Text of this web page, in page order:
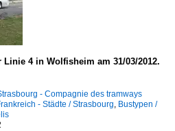
Linie 4 in Wolfisheim am 31/03/2012.
- Compagnie des tramways
- Städte / Strasbourg, Bustypen /